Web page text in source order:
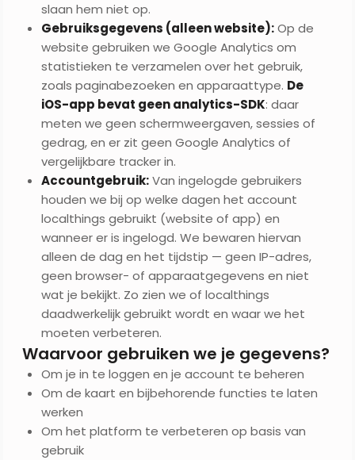
slaan hem niet op.
Gebruiksgegevens (alleen website):Op de
website gebruiken we Google Analytics om
statistieken te verzamelen over het gebruik,
zoals paginabezoeken en apparaattype. De
iOS-app bevat geen analytics-SDK: daar
meten we geen schermweergaven, sessies of
gedrag, en er zit geen Google Analytics of
vergelijkbare tracker in.
Accountgebruik:Van ingelogde gebruikers
houden we bij op welke dagen het account
localthings gebruikt (website of app) en
wanneer er is ingelogd. We bewaren hiervan
alleen de dag en het tijdstip — geen IP-adres,
geen browser- of apparaatgegevens en niet
wat je bekijkt. Zo zien we of localthings
daadwerkelijk gebruikt wordt en waar we het
moeten verbeteren.
Waarvoor gebruiken we je gegevens?
Om je in te loggen en je account te beheren
Om de kaart en bijbehorende functies te laten
werken
Om het platform te verbeteren op basis van
gebruik